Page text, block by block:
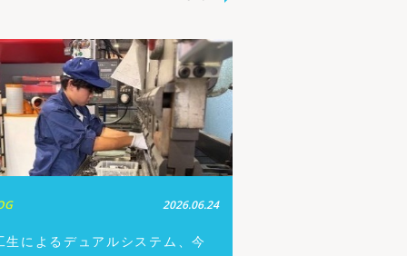
2026.06.24
生によるデュアルシステム、今